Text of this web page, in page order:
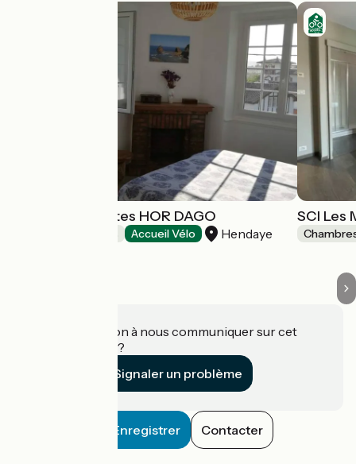
Chambres d'hôtes HOR DAGO
Accueil Vélo Hendaye
SCI Les
Une information à nous communiquer sur cet
établissement ?
Signaler un problème
Enregistrer Contacter